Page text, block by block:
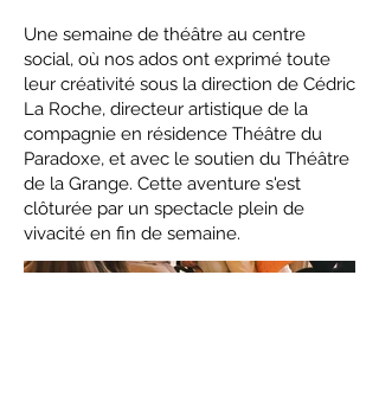
Une semaine de théâtre au centre
social, où nos ados ont exprimé toute
leur créativité sous la direction de Cédric
La Roche, directeur artistique de la
compagnie en résidence Théâtre du
Paradoxe, et avec le soutien du Théâtre
de la Grange. Cette aventure s'est
clôturée par un spectacle plein de
vivacité en fin de semaine.